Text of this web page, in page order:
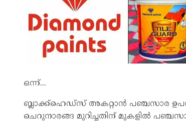
ഒന്ന്...
ബ്ലാക്ക്ഹെഡ്‌സ് അകറ്റാന്‍ പഞ്ചസാര
ചെറുനാരങ്ങ മുറിച്ചതിന് മുകളില്‍